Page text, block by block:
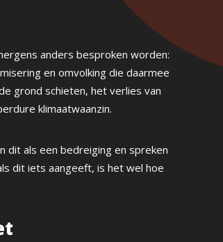
anders besproken worden:
en omvolking die daarmee
grond schieten, het verlies van
klimaatwaanzin.
dit als een bedreiging en spreken
dit iets aangeeft, is het wel hoe